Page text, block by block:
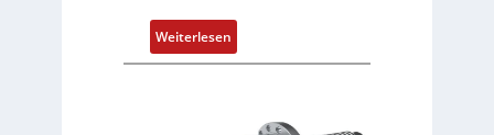
i
t
Weiterlesen:
D